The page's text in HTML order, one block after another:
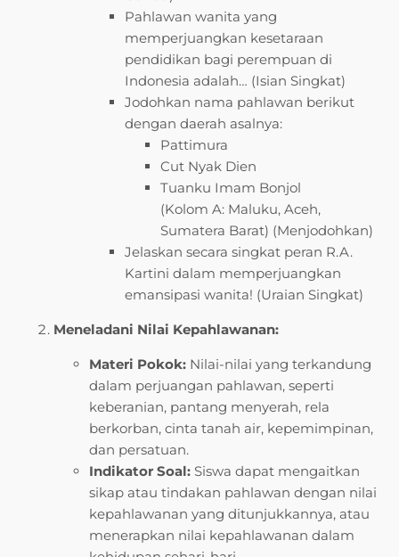
Pahlawan wanita yang
memperjuangkan kesetaraan
pendidikan bagi perempuan di
Indonesia adalah… (Isian Singkat)
Jodohkan nama pahlawan berikut
dengan daerah asalnya:
Pattimura
Cut Nyak Dien
Tuanku Imam Bonjol
(Kolom A: Maluku, Aceh,
Sumatera Barat) (Menjodohkan)
Jelaskan secara singkat peran R.A.
Kartini dalam memperjuangkan
emansipasi wanita! (Uraian Singkat)
Meneladani Nilai Kepahlawanan:
Materi Pokok: Nilai-nilai yang terkandung
dalam perjuangan pahlawan, seperti
keberanian, pantang menyerah, rela
berkorban, cinta tanah air, kepemimpinan,
dan persatuan.
Indikator Soal: Siswa dapat mengaitkan
sikap atau tindakan pahlawan dengan nilai
kepahlawanan yang ditunjukkannya, atau
menerapkan nilai kepahlawanan dalam